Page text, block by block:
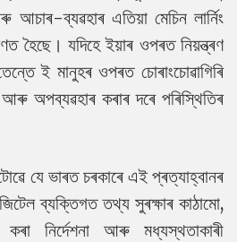
ব্যৱহাৰ এতিয়া মেচিন লাৰ্নিং
হৈছে। যদিহে ইয়াৰ ওপৰত নিয়ন্ত্ৰণ
ই মানুহৰ ওপৰত চোৰাংচোৱাগিৰি
অপব্যৱহাৰ কৰাৰ দৰে পৰিস্থিতিৰ
যে ভাৰত চৰকাৰে এই প্ৰত্যাহ্বানৰ
ব্যক্তিগত তথ্য সুৰক্ষাৰ কাঠামো,
নিৰ্দেশনা আৰু মধ্যস্থতাকাৰী